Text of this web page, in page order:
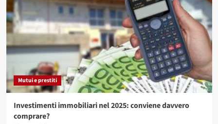
Mutui e prestiti
Investimenti immobiliari nel 2025: conviene davvero
comprare?